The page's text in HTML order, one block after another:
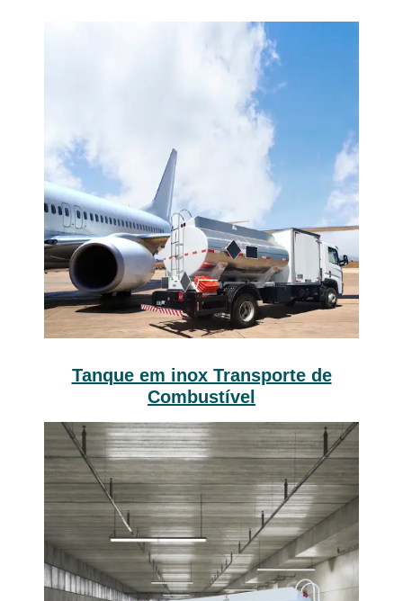
Tanque em inox Transporte de
Combustível